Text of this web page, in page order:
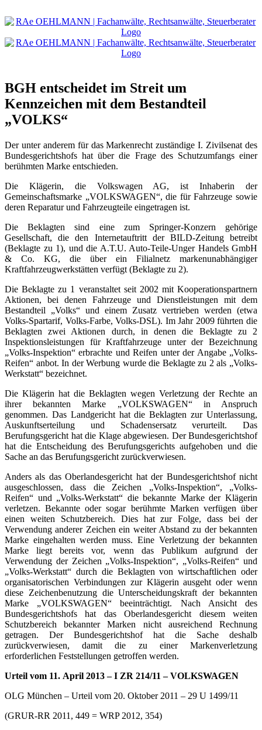
Inhalt
BGH entscheidet im Streit um
Kennzeichen mit dem Bestandteil
„VOLKS“
Der unter anderem für das Markenrecht zuständige I. Zivilsenat des
Bundesgerichtshofs hat über die Frage des Schutzumfangs einer
berühmten Marke entschieden.
Die Klägerin, die Volkswagen AG, ist Inhaberin der
Gemeinschaftsmarke „VOLKSWAGEN“, die für Fahrzeuge sowie
deren Reparatur und Fahrzeugteile eingetragen ist.
Die Beklagten sind eine zum Springer-Konzern gehörige
Gesellschaft, die den Internetauftritt der BILD-Zeitung betreibt
(Beklagte zu 1), und die A.T.U. Auto-Teile-Unger Handels GmbH
& Co. KG, die über ein Filialnetz markenunabhängiger
Kraftfahrzeugwerkstätten verfügt (Beklagte zu 2).
Die Beklagte zu 1 veranstaltet seit 2002 mit Kooperationspartnern
Aktionen, bei denen Fahrzeuge und Dienstleistungen mit dem
Bestandteil „Volks“ und einem Zusatz vertrieben werden (etwa
Volks-Spartarif, Volks-Farbe, Volks-DSL). Im Jahr 2009 führten die
Beklagten zwei Aktionen durch, in denen die Beklagte zu 2
Inspektionsleistungen für Kraftfahrzeuge unter der Bezeichnung
„Volks-Inspektion“ erbrachte und Reifen unter der Angabe „Volks-
Reifen“ anbot. In der Werbung wurde die Beklagte zu 2 als „Volks-
Werkstatt“ bezeichnet.
Die Klägerin hat die Beklagten wegen Verletzung der Rechte an
ihrer bekannten Marke „VOLKSWAGEN“ in Anspruch
genommen. Das Landgericht hat die Beklagten zur Unterlassung,
Auskunftserteilung und Schadensersatz verurteilt. Das
Berufungsgericht hat die Klage abgewiesen. Der Bundesgerichtshof
hat die Entscheidung des Berufungsgerichts aufgehoben und die
Sache an das Berufungsgericht zurückverwiesen.
Anders als das Oberlandesgericht hat der Bundesgerichtshof nicht
ausgeschlossen, dass die Zeichen „Volks-Inspektion“, „Volks-
Reifen“ und „Volks-Werkstatt“ die bekannte Marke der Klägerin
verletzen. Bekannte oder sogar berühmte Marken verfügen über
einen weiten Schutzbereich. Dies hat zur Folge, dass bei der
Verwendung anderer Zeichen ein weiter Abstand zu der bekannten
Marke eingehalten werden muss. Eine Verletzung der bekannten
Marke liegt bereits vor, wenn das Publikum aufgrund der
Verwendung der Zeichen „Volks-Inspektion“, „Volks-Reifen“ und
„Volks-Werkstatt“ durch die Beklagten von wirtschaftlichen oder
organisatorischen Verbindungen zur Klägerin ausgeht oder wenn
diese Zeichenbenutzung die Unterscheidungskraft der bekannten
Marke „VOLKSWAGEN“ beeinträchtigt. Nach Ansicht des
Bundesgerichtshofs hat das Oberlandesgericht diesem weiten
Schutzbereich bekannter Marken nicht ausreichend Rechnung
getragen. Der Bundesgerichtshof hat die Sache deshalb
zurückverwiesen, damit die zu einer Markenverletzung
erforderlichen Feststellungen getroffen werden.
Urteil vom 11. April 2013 – I ZR 214/11 – VOLKSWAGEN
OLG München – Urteil vom 20. Oktober 2011 – 29 U 1499/11
(GRUR-RR 2011, 449 = WRP 2012, 354)